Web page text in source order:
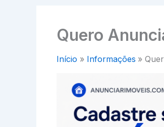
Quero
Início Informações